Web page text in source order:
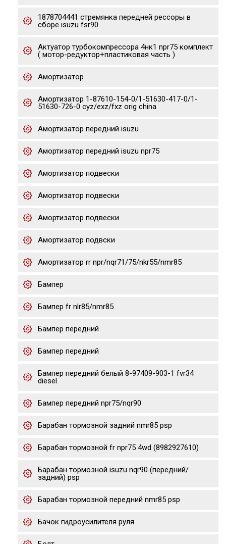
1878704441 стремянка передней рессоры в
сборе isuzu fsr90
Актуатор турбокомпрессора 4нк1 npr75 комплект
( мотор-редуктор+пластиковая часть )
Амортизатор
Амортизатор 1-87610-154-0/1-51630-417-0/1-
51630-726-0 cyz/exz/fxz orig china
Амортизатор передний isuzu
Амортизатор передний isuzu npr75
Амортизатор подвески
Амортизатор подвески
Амортизатор подвески
Амортизатор подвски
Амортизатор rr npr/nqr71/75/nkr55/nmr85
Бампер
Бампер fr nlr85/nmr85
Бампер передний
Бампер передний
Бампер передний белый 8-97409-903-1 fvr34
diesel
Бампер передний npr75/nqr90
Барабан тормозной задний nmr85 psp
Барабан тормозной fr npr75 4wd (8982927610)
Барабан тормозной isuzu nqr90 (передний/
задний) psp
Барабан тормозной передний nmr85 psp
Бачок гидроусилителя руля